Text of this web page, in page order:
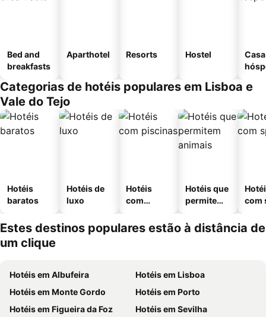
Bed and
breakfasts
Aparthotel Resorts Hostel
Categorias de hotéis populares em Lisboa e
Vale do Tejo
Hotéis
baratos
Hotéis de
luxo
Hotéis
com
Hotéis que
permitem
com
Estes destinos populares estão à distância de
um clique
Hotéis em Albufeira
Hotéis em Lisboa
Hotéis em Monte Gordo
Hotéis em Porto
Hotéis em Figueira da Foz
Hotéis em Sevilha